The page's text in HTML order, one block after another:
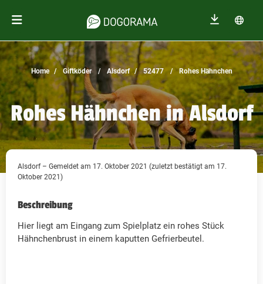
Home Giftköder Alsdorf 52477 Rohes Hähnchen
Rohes Hähnchen in Alsdorf
Alsdorf – Gemeldet am 17. Oktober 2021 (zuletzt bestätigt am 17.
Oktober 2021)
Beschreibung
Hier liegt am Eingang zum Spielplatz ein rohes Stück
Hähnchenbrust in einem kaputten Gefrierbeutel.